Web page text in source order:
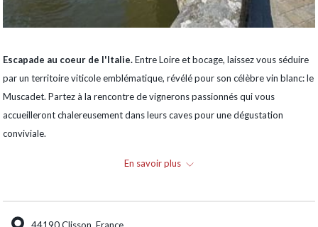
Escapade au coeur de l'Italie.Entre Loire et bocage, laissez vous séduire
par un territoire viticole emblématique, révélé pour son célèbre vin blanc: le
Muscadet. Partez à la rencontre de vignerons passionnés qui vous
accueilleront chalereusement dans leurs caves pour une dégustation
conviviale.
Tout proche de Montaigu, Clisson prend de vraies allures d'Italie. De jour
terminer votre balade, vous pouvez naviguer sur la Sèvre à bord d'un canoé
En savoir plus